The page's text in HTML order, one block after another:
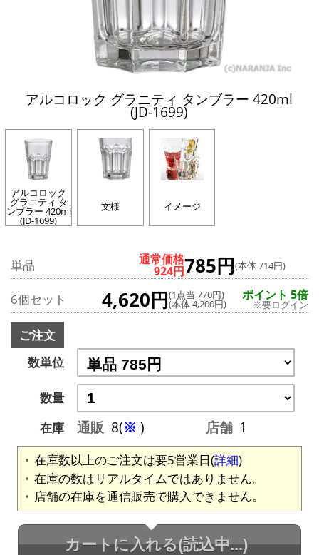
アルコロック グラニティ タンブラー 420ml
(JD-1699)
アルコロック
グラニティ タ
ンブラー 420ml
(JD-1699)
文様 イメージ
単品 通常価格
924円785円(本体 714円)
6個セット 4,620円(1点当 770円)
(本体 4,200円)
ポイント 5倍
※要ログイン
ご注文
数単位
数量
在庫
通販 8(※ ) 店舗 1
在庫数以上のご注文は要5営業日(詳細)
在庫の数はリアルタイムではありません。
店舗の在庫を通信販売で購入できません。
カートに入れる(読込中...)